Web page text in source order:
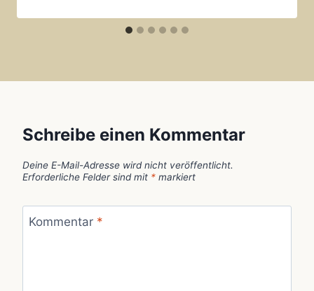
Schreibe einen Kommentar
Deine E-Mail-Adresse wird nicht veröffentlicht.
Erforderliche Felder sind mit * markiert
Kommentar *